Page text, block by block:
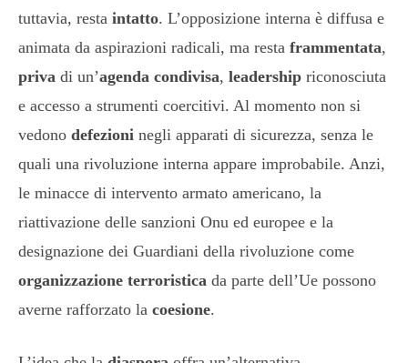
tuttavia, resta intatto. L’opposizione interna è diffusa e
animata da aspirazioni radicali, ma resta frammentata,
priva di un’agenda condivisa, leadership riconosciuta
e accesso a strumenti coercitivi. Al momento non si
vedono defezioni negli apparati di sicurezza, senza le
quali una rivoluzione interna appare improbabile. Anzi,
le minacce di intervento armato americano, la
riattivazione delle sanzioni Onu ed europee e la
designazione dei Guardiani della rivoluzione come
organizzazione terroristica da parte dell’Ue possono
averne rafforzato la coesione.